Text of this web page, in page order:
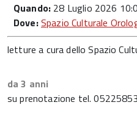
Quando: 28 Luglio 2026
Dove:Spazio Culturale
letture a cura dello Spazio
da 3 anni
su prenotazione tel.